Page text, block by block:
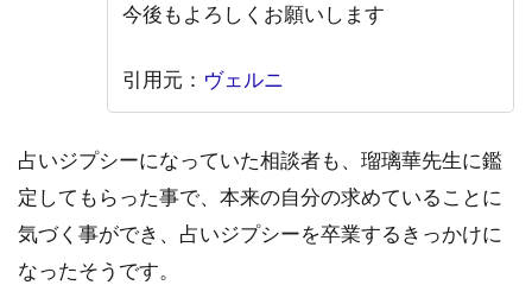
今後もよろしくお願いします
引用元： ヴェルニ
占いジプシーになっていた相談者も、瑠璃華先生に鑑
定してもらった事で、本来の自分の求めていることに
気づく事ができ、占いジプシーを卒業するきっかけに
なったそうです。